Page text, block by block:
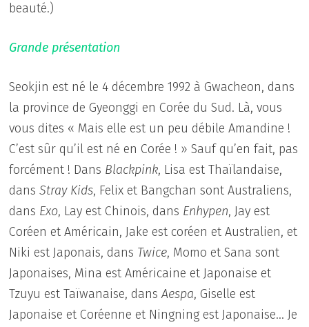
beauté.)
Grande présentation
Seokjin est né le 4 décembre 1992 à Gwacheon, dans
la province de Gyeonggi en Corée du Sud. Là, vous
vous dites « Mais elle est un peu débile Amandine !
C’est sûr qu’il est né en Corée ! » Sauf qu’en fait, pas
forcément ! Dans Blackpink, Lisa est Thaïlandaise,
dansStray Kids, Felix et Bangchan sont Australiens,
dans Exo, Lay est Chinois, dans Enhypen, Jay est
Coréen et Américain, Jake est coréen et Australien, et
Niki est Japonais, dans Twice, Momo et Sana sont
Japonaises, Mina est Américaine et Japonaise et
Tzuyu est Taïwanaise, dansAespa, Giselle est
Japonaise et Coréenne et Ningning est Japonaise… Je